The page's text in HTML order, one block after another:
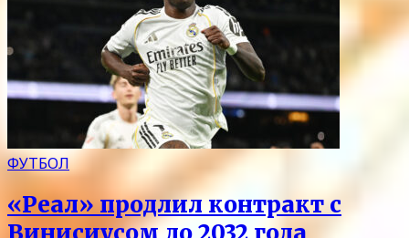
ФУТБОЛ
«Реал» продлил контракт с